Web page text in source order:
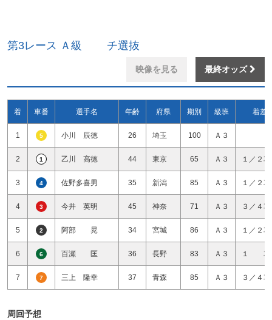
第3レース Ａ級 チ選抜
映像を見る 最終オッズ
着 車番 選手名 年齢 府県 期別 級班 着差
1 5 小川 辰徳 26 埼玉 100 Ａ３
2 1 乙川 高徳 44 東京 65 Ａ３ １／２
3 4 佐野多喜男 35 新潟 85 Ａ３ １／２
4 3 今井 英明 45 神奈 71 Ａ３ ３／４
5 2 阿部 晃 34 宮城 86 Ａ３ １／２
6 6 百瀬 匡 36 長野 83 Ａ３ １ 車
7 7 三上 隆幸 37 青森 85 Ａ３ ３／４
周回予想